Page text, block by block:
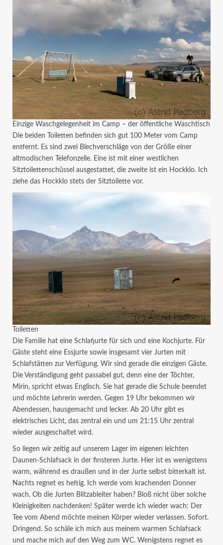
Einzige Waschgelegenheit im Camp – der öffentliche Waschtisch
Die beiden Toiletten befinden sich gut 100 Meter vom Camp
entfernt. Es sind zwei Blechverschläge von der Größe einer
altmodischen Telefonzelle. Eine ist mit einer westlichen
Sitztoilettenschüssel ausgestattet, die zweite ist ein Hockklo. Ich
ziehe das Hockklo stets der Sitztoilette vor.
Toiletten
Die Familie hat eine Schlafjurte für sich und eine Kochjurte. Für
Gäste steht eine Essjurte sowie insgesamt vier Jurten mit
Schlafstätten zur Verfügung. Wir sind gerade die einzigen Gäste.
Die Verständigung geht passabel gut, denn eine der Töchter,
Mirin, spricht etwas Englisch. Sie hat gerade die Schule beendet
und möchte Lehrerin werden. Gegen 19 Uhr bekommen wir
Abendessen, hausgemacht und lecker. Ab 20 Uhr gibt es
elektrisches Licht, das zentral ein und um 21:15 Uhr zentral
wieder ausgeschaltet wird.
So liegen wir zeitig auf unserem Lager im eigenen leichten
Daunen-Schlafsack in der finsteren Jurte. Hier ist es wenigstens
warm, während es draußen und in der Jurte selbst bitterkalt ist.
Nachts regnet es heftig. Ich werde vom krachenden Donner
wach. Ob die Jurten Blitzableiter haben? Bloß nicht über solche
Kleinigkeiten nachdenken! Später werde ich wieder wach: Der
Tee vom Abend möchte meinen Körper wieder verlassen. Sofort.
Dringend. So schäle ich mich aus meinem warmen Schlafsack
und mache mich auf den Weg zum WC. Wenigstens regnet es